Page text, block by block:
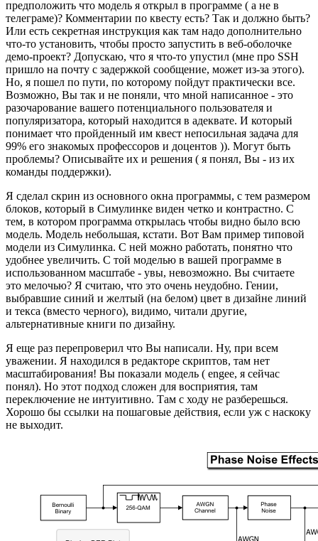
предположить что модель я открыл в программе ( а не в
телеграме)? Комментарии по квесту есть? Так и должно быть?
Или есть секретная инструкция как там надо дополнительно
что-то установить, чтобы просто запустить в веб-оболочке
демо-проект? Допускаю, что я что-то упустил (мне про SSH
пришло на почту с задержкой сообщение, может из-за этого).
Но, я пошел по пути, по которому пойдут практически все.
Возможно, Вы так и не поняли, что мной написанное - это
разочарование вашего потенциального пользователя и
популяризатора, который находится в адеквате. И который
понимает что пройденный им квест непосильная задача для
99% его знакомых профессоров и доцентов )). Могут быть
проблемы? Описывайте их и решения ( я понял, Вы - из их
команды поддержки).
Я сделал скрин из основного окна программы, с тем размером
блоков, который в Симулинке виден четко и контрастно. С
тем, в котором программа открылась чтобы видно было всю
модель. Модель небольшая, кстати. Вот Вам пример типовой
модели из Симулинка. С ней можно работать, понятно что
удобнее увеличить. С той моделью в вашей программе в
использованном масштабе - увы, невозможно. Вы считаете
это мелочью? Я считаю, что это очень неудобно. Гении,
выбравшие синий и желтый (на белом) цвет в дизайне линий
и текса (вместо черного), видимо, читали другие,
альтернативные книги по дизайну.
Я еще раз перепроверил что Вы написали. Ну, при всем
уважении. Я находился в редакторе скриптов, там нет
масштабирования! Вы показали модель ( engee, я сейчас
понял). Но этот подход сложен для восприятия, там
переключение не интуитивно. Там с ходу не разберешься.
Хорошо бы ссылки на пошаговые действия, если уж с наскоку
не выходит.